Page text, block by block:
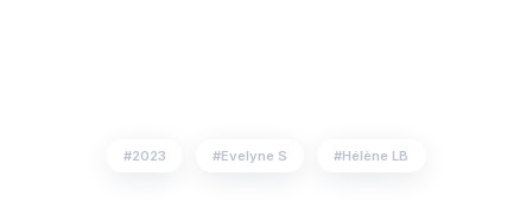
2023 Evelyne S Hélène LB